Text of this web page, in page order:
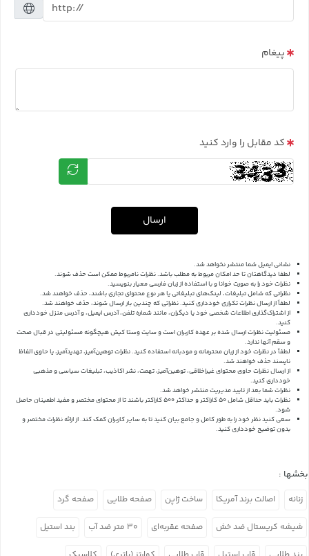
پیغام
کد مقابل را وارد کنید
ارسال
نشانی ایمیل شما منتشر نخواهد شد.
لطفا دیدگاهتان تا حد امکان مربوط به مطلب باشد. نظرات نامربوط ممکن است حذف شوند.
نظرات خود را به صورت خوانا و با استفاده از زبان فارسی معیار بنویسید.
نظراتی که شامل تبلیغات، لینک‌های تبلیغاتی یا هر نوع محتوای تجاری باشند، حذف خواهند شد.
لطفاً از ارسال نظرات تکراری خودداری کنید. نظراتی که چندین بار ارسال شوند، حذف خواهند شد.
از اشتراک‌گذاری اطلاعات شخصی خود یا دیگران، مانند شماره تلفن، آدرس ایمیل، و آدرس منزل خودداری
کنید.
مسئولیت نظرات ارسال شده بر عهده کاربران است و سایت وستا کیش هیچگونه مسئولیتی در قبال صحت
و سقم آنها ندارد.
لطفاً در نظرات خود از زبان محترمانه و مودبانه استفاده کنید. نظرات توهین‌آمیز، تهدیدآمیز، یا حاوی الفاظ
ناپسند حذف خواهند شد.
از ارسال نظرات حاوی محتوای غیراخلاقی، توهین‌آمیز، تهمت، نشر اکاذیب، تبلیغات سیاسی و مذهبی
خودداری کنید.
نظرات شما بعد از تایید مدیریت منتشر خواهد شد.
نظرات باید حداقل شامل 50 کاراکتر و حداکثر 500 کاراکتر باشند تا از محتوای مختصر و مفید اطمینان حاصل
شود.
سعی کنید نظر خود را به طور کامل و جامع بیان کنید تا به سایر کاربران کمک کند.از ارائه نظرات مختصر و
بدون توضیح خودداری کنید.
بخشها :
زنانه اصالت برند آمریکا ساخت ژاپن صفحه طلایی صفحه گرد
شیشه کریستال ضد خش صفحه عقربه‌ای ۳۰ متر ضد آب بند استیل